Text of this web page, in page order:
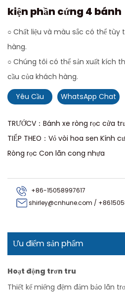
kiện phần cứng 4 bánh
○ Chất liệu và màu sắc có thể tùy
hàng.
○ Chúng tôi có thể sản xuất kích
cầu của khách hàng.
Yêu Cầu
WhatsApp Chat
TRƯỚCV：Bánh xe ròng rọc cửa
TIẾP THEO：Vỏ vòi hoa sen Kính
Ròng rọc Con lăn cong nhựa
+86-15058997617
shirley@cnhune.com /
Ưu điểm sản phẩm
Hoạt động trơn tru
Thiết kế miếng đệm đảm bảo lăn